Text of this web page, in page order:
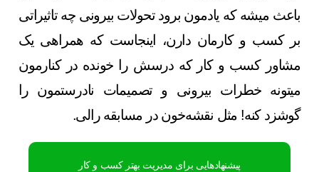
باعث می‎شه که یادمون برود تحولات بیرونی چه تاثیراتی
بر کسب و کارمان دارن، اینجاست که همراهی یک
مشاور کسب و کار که درسش را خونده در کنارمون
می‎تونه خطرات بیرونی و تصمیمات نادرستمون را
گوشزد کنه! مثل نقشه‌خون در مسابقه رالی.
پیشنهادهایی برای مدیریت بهتر کسب و کار